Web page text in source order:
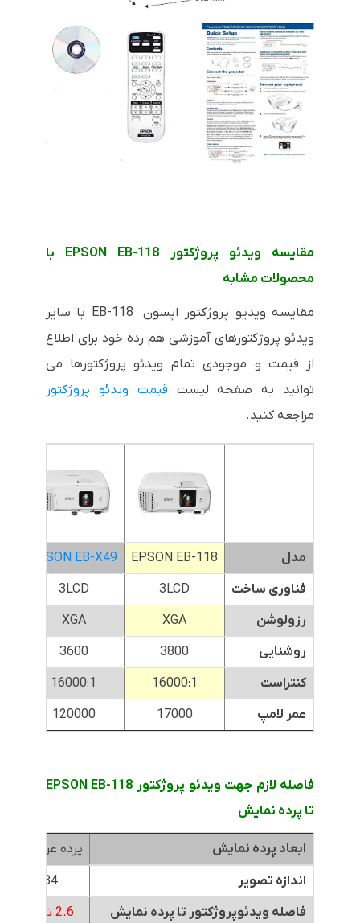
مقایسه ویدئو پروژکتور EPSON EB-118 با
محصولات مشابه
مقایسه ویدیو پروژکتور اپسون EB-118 با سایر
ویدئو پروژکتورهای آموزشی هم رده خود برای اطلاع
از قیمت و موجودی تمام ویدئو پروژکتورها می
توانید به صفحه لیست قیمت ویدئو پروژکتور
مراجعه کنید.
مدل EPSON EB-118
EPSON EB-X49
فناوری ساخت
3LCD
3LCD
رزولوشن
XGA
XGA
روشنایی
3800
3600
کنتراست
16000:1
16000:1
عمر لامپ
17000
120000
فاصله لازم جهت ویدئو پروژکتور EPSON EB-118
تا پرده نمایش
ابعاد پرده نمایش
پرده عرض 1.8متر
اندازه تصویر
84 اینچ
فاصله ویدئوپروژکتور تا پرده نمایش
2.6 تا 3.1 متر